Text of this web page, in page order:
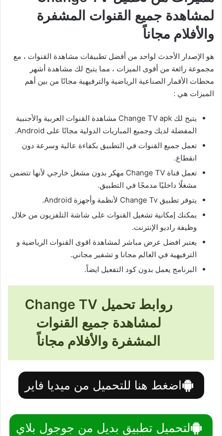
لمشاهدة جميع القنوات المشفرة
والأفلام مجاناً
هو الإصدار الأحدث لواحد من أفضل تطبيقات مشاهدة القنوات ، مع
مجموعة رائعة من أقوى الميزات ، مما يتيح لك مشاهدة أشهر
محطات الأقمار الصناعية الرياضية والترفيهية مجانًا من بين أهم
الميزات هي :
يتيح لك Change TV apk مشاهدة القنوات العربية والأجنبية
المفضلة لديك وجميع المباريات الدولية مجانًا على Android.
تعمل جميع القنوات في التطبيق بكفاءة عالية وسرعة دون
انقطاع.
تعمل قناة Change TV مهكر بدون مشغل خارجي لأنها تتضمن
مشغلًا داخليًا مدمجًا في التطبيق.
يتوفر تطبيق Change Tv لأنظمة وأجهزة Android.
يمكنك إمكانية تشغيل القنوات على شاشة التلفزيون من خلال
وظيفة راديو الإنترنت.
يعتبر افضل عرض مباشر لمشاهدة اقوى القنوات الرياضية و
الترفيهية في العالم مجانا و تشفير مجاني.
البرنامج يعمل بدون كود التفعيل ايضاً.
روابط تحميل Change TV
لمشاهدة جميع القنوات
المشفرة والأفلام مجاناً
اضغط هنا للتحميل من ميديا فاير
لتحميل تطبيق بديل من جوجول بلاي